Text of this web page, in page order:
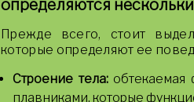
определяются
Прежде всего, стоит
которые определяют ее
Строение тела:обтекаемая
плавниками, которые